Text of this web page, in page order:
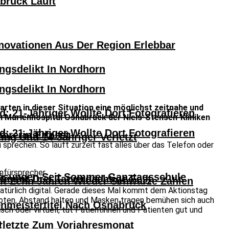
Aus Der Region Erlebbar
In Nordhorn
21-Jähriger Wollte Dort Fotografieren
Seit Sommer Ganztagsschule
In Nordhorn
21-Jähriger Wollte Dort Fotografieren
Erfasst
Drei Tatverdächtige Fest
Und 14-Jähriger Verletzt
Zehn Jahren Wieder Schwarze Zahlen
Zum Vorjahresmonat
Nach Osnabrück
in dieser Situation eine möglichst zeitnahe und
Osnabrück der Niels-Stensen-Kliniken
sprechen. So läuft zurzeit fast alles über das Telefon oder
digital. Gerade dieses Mal kommt dem Aktionstag
Abstand halten und Masken tragen bemühen sich auch
oder virtuell, tut Patientinnen und Patienten gut und